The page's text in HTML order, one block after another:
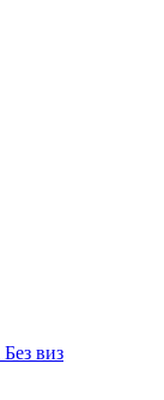
Без виз